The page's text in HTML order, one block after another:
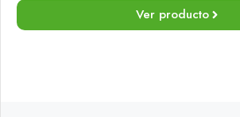
Ver producto